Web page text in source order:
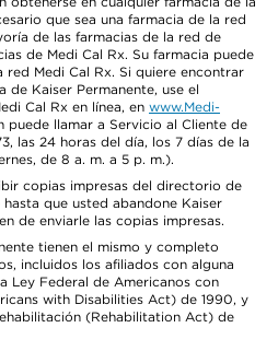
que sea una farmacia de la red
de las farmacias de la red de
de Medi Cal Rx. Su farmacia puede
Medi Cal Rx. Si quiere encontrar
de Kaiser Permanente, use el
Cal Rx en línea, en www.Medi-
puede llamar a Servicio al Cliente de
las 24 horas del día, los 7 días de la
de 8 a. m. a 5 p. m.).
copias impresas del directorio de
que usted abandone Kaiser
de enviarle las copias impresas.
tienen el mismo y completo
incluidos los afiliados con alguna
Ley Federal de Americanos con
with Disabilities Act) de 1990, y
(Rehabilitation Act) de